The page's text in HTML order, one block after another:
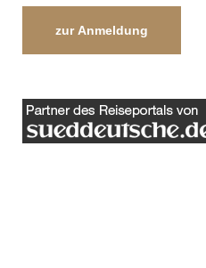
zur Anmeldung